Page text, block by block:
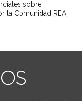
sobre
la Comunidad RBA.